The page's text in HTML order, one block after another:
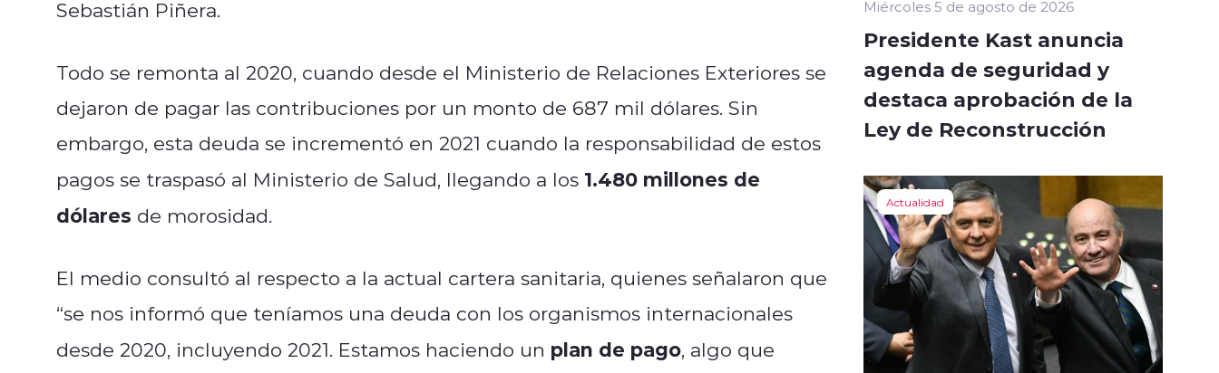
Sebastián Piñera.
Todo se remonta al 2020, cuando desde el Ministerio de Relaciones Exteriores se
dejaron de pagar las contribuciones por un monto de 687 mil dólares. Sin
embargo, esta deuda se incrementó en 2021 cuando la responsabilidad de estos
pagos se traspasó al Ministerio de Salud, llegando a los 1.480 millones de
dólares de morosidad.
El medio consultó al respecto a la actual cartera sanitaria, quienes señalaron que
“se nos informó que teníamos una deuda con los organismos internacionales
desde 2020, incluyendo 2021. Estamos haciendo un plan de pago, algo que
Miércoles 5 de agosto de 2026
Presidente Kast anuncia
agenda de seguridad y
destaca aprobación de la
Ley de Reconstrucción
Actualidad